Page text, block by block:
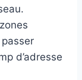
d’adresse